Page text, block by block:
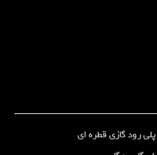
رود گازی قطره ای